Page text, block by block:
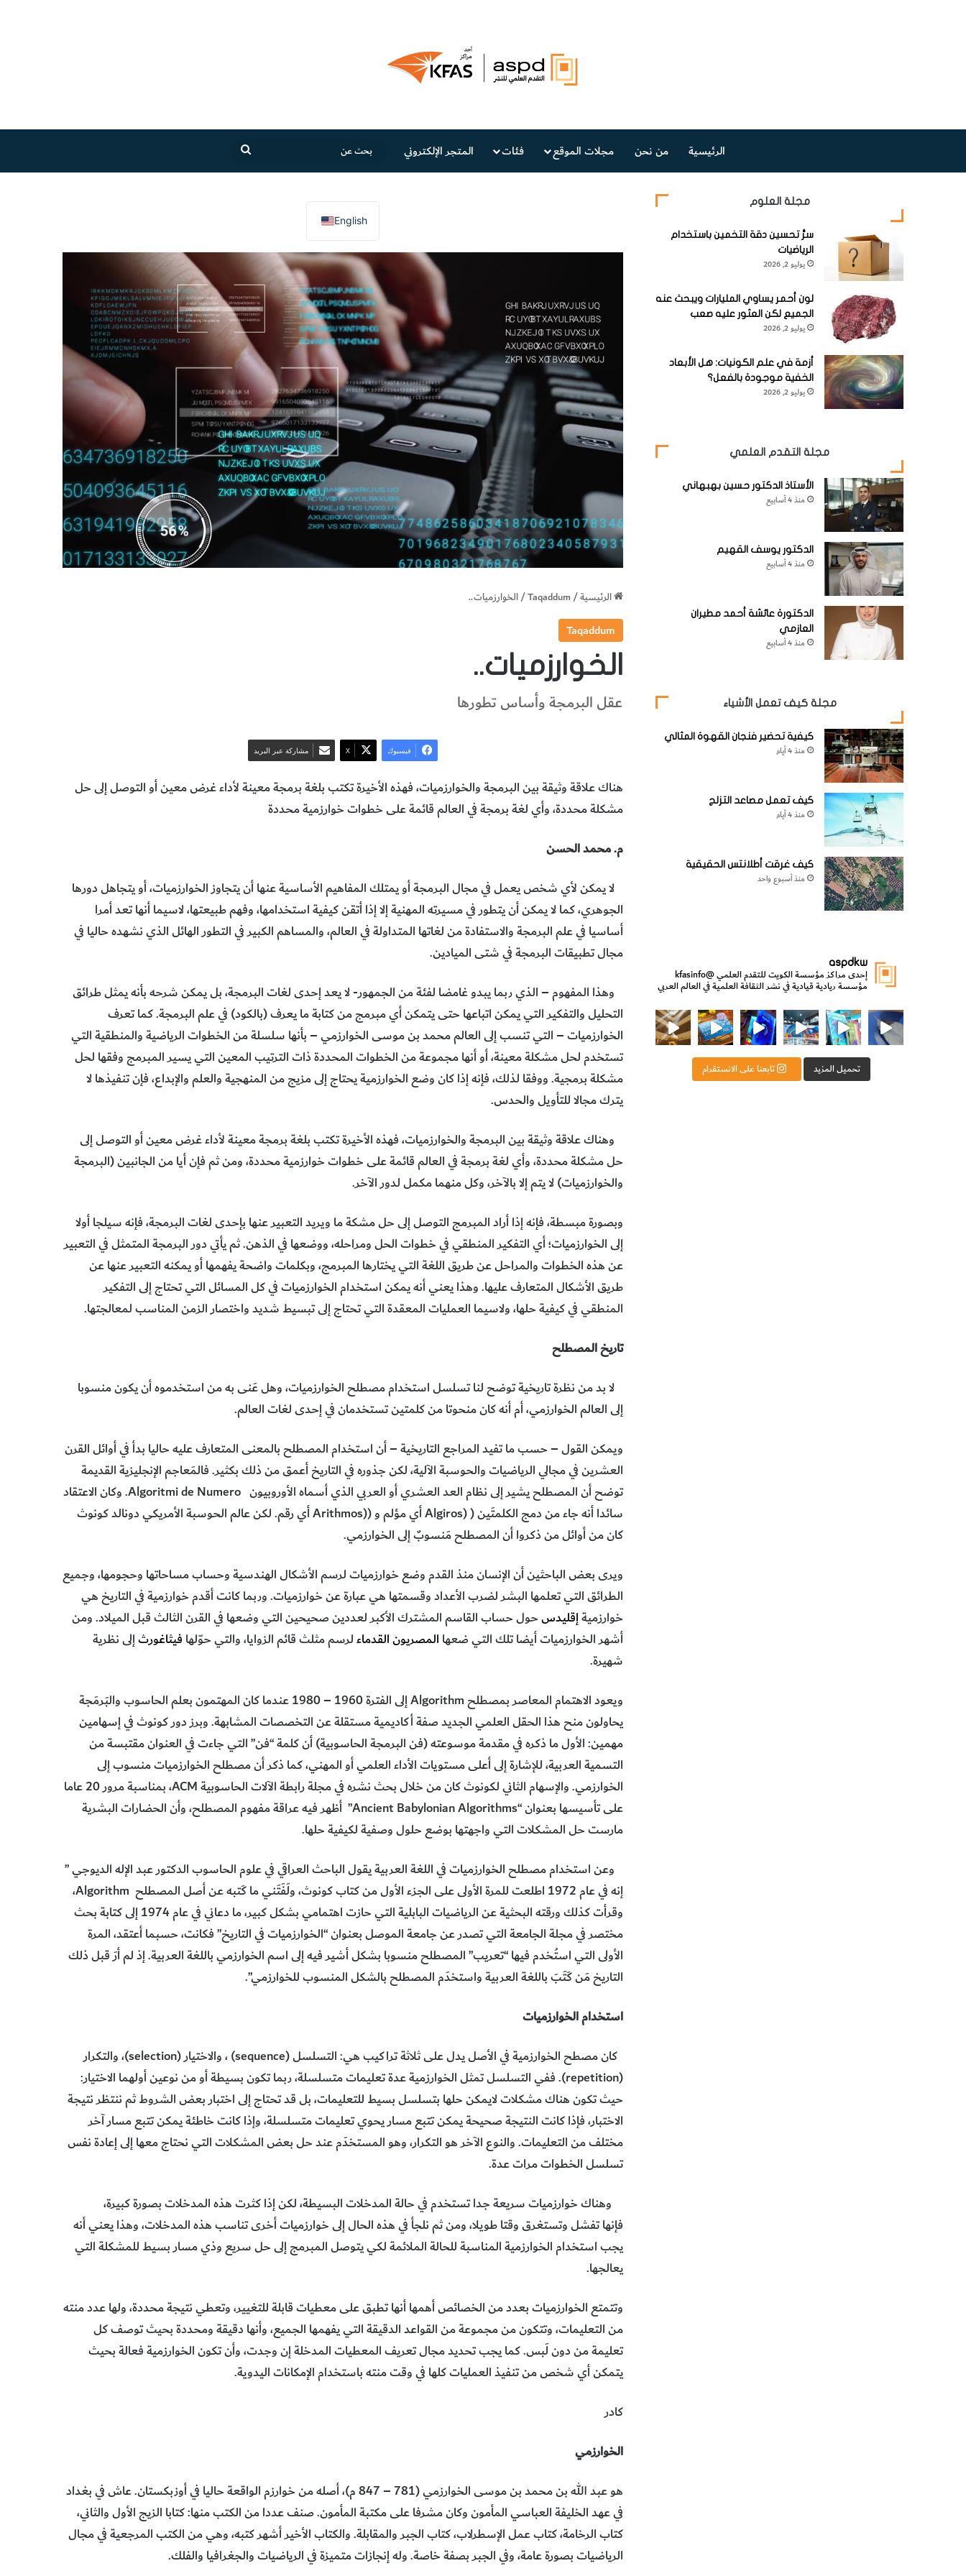
الرئيسية من نحن مجلات الموقع فئات المتجر الإلكتروني
عن
English
الرئيسية/
Taqaddum
/الخوارزميات..
Taqaddum
الخوارزميات..
عقل البرمجة وأساس تطورها
فيسبوك ‫X مشاركة عبر البريد
هناك علاقة وثيقة بين البرمجة والخوارزميات، فهذه الأخيرة تكتب بلغة برمجة معينة لأداء غرض معين أو التوصل إلى حل
مشكلة محددة، وأي لغة برمجة في العالم قائمة على خطوات خوارزمية محددة
م. محمد الحسن
لا يمكن لأي شخص يعمل في مجال البرمجة أو يمتلك المفاهيم الأساسية عنها أن يتجاوز الخوارزميات، أو يتجاهل دورها
الجوهري، كما لا يمكن أن يتطور في مسيرته المهنية إلا إذا أتقن كيفية استخدامها، وفهم طبيعتها، لاسيما أنها تعد أمرا
أساسيا في علم البرمجة والاستفادة من لغاتها المتداولة في العالم، والمساهم الكبير في التطور الهائل الذي نشهده حاليا في
مجال تطبيقات البرمجة في شتى الميادين.
وهذا المفهوم – الذي ربما يبدو غامضا لفئة من الجمهور- لا يعد إحدى لغات البرمجة، بل يمكن شرحه بأنه يمثل طرائق
التحليل والتفكير التي يمكن اتباعها حتى يتمكن أي مبرمج من كتابة ما يعرف (بالكود) في علم البرمجة. كما تعرف
الخوارزميات – التي تنسب إلى العالم محمد بن موسى الخوارزمي – بأنها سلسلة من الخطوات الرياضية والمنطقية التي
تستخدم لحل مشكلة معينة، أو أنها مجموعة من الخطوات المحددة ذات الترتيب المعين التي يسير المبرمج وفقها لحل
مشكلة برمجية. ووفقا لذلك، فإنه إذا كان وضع الخوارزمية يحتاج إلى مزيج من المنهجية والعلم والإبداع، فإن تنفيذها لا
يترك مجالا للتأويل والحدس.
وهناك علاقة وثيقة بين البرمجة والخوارزميات، فهذه الأخيرة تكتب بلغة برمجة معينة لأداء غرض معين أو التوصل إلى
حل مشكلة محددة، وأي لغة برمجة في العالم قائمة على خطوات خوارزمية محددة، ومن ثم فإن أيا من الجانبين (البرمجة
والخوارزميات) لا يتم إلا بالآخر، وكل منهما مكمل لدور الآخر.
وبصورة مبسطة، فإنه إذا أراد المبرمج التوصل إلى حل مشكة ما ويريد التعبير عنها بإحدى لغات البرمجة، فإنه سيلجا أولا
إلى الخوارزميات؛ أي التفكير المنطقي في خطوات الحل ومراحله، ووضعها في الذهن. ثم يأتي دور البرمجة المتمثل في التعبير
عن هذه الخطوات والمراحل عن طريق اللغة التي يختارها المبرمج، وبكلمات واضحة يفهمها أو يمكنه التعبير عنها عن
طريق الأشكال المتعارف عليها. وهذا يعني أنه يمكن استخدام الخوارزميات في كل المسائل التي تحتاج إلى التفكير
المنطقي في كيفية حلها، ولاسيما العمليات المعقدة التي تحتاج إلى تبسيط شديد واختصار الزمن المناسب لمعالجتها.
تاريخ المصطلح
لا بد من نظرة تاريخية توضح لنا تسلسل استخدام مصطلح الخوارزميات، وهل عَنى به من استخدموه أن يكون منسوبا
إلى العالم الخوارزمي، أم أنه كان منحوتا من كلمتين تستخدمان في إحدى لغات العالم.
ويمكن القول – حسب ما تفيد المراجع التاريخية – أن استخدام المصطلح بالمعنى المتعارف عليه حاليا بدأ في أوائل القرن
العشرين في مجالي الرياضيات والحوسبة الآلية، لكن جذوره في التاريخ أعمق من ذلك بكثير. فالمَعاجم الإنجليزية القديمة
توضح أن المصطلح يشير إلى نظام العد العشري أو العربي الذي أسماه الأوروبيون Algoritmi de Numero. وكان الاعتقاد
سائدا أنه جاء من دمج الكلمتَين ( (Algiros أي مؤلم و ((Arithmos أي رقم. لكن عالم الحوسبة الأمريكي دونالد كونوث
كان من أوائل من ذكروا أن المصطلح مَنسوبٌ إلى الخوارزمي.
ويرى بعض الباحثين أن الإنسان منذ القدم وضع خوارزميات لرسم الأشكال الهندسية وحساب مساحاتها وحجومها، وجميع
الطرائق التي تعلمها البشر لضرب الأعداد وقسمتها هي عبارة عن خوارزميات. وربما كانت أقدم خوارزمية في التاريخ هي
خوارزميةإقليدسحول حساب القاسم المشترك الأكبر لعددين صحيحين التي وضعها في القرن الثالث قبل الميلاد. ومن
أشهر الخوارزميات أيضا تلك التي ضعها المصريون القدماءلرسم مثلث قائم الزوايا، والتي حوّلها فيثاغورثإلى نظرية
شهيرة.
ويعود الاهتمام المعاصر بمصطلح Algorithm إلى الفترة 1960 – 1980 عندما كان المهتمون بعلم الحاسوب والبَرمَجة
يحاولون منح هذا الحقل العلمي الجديد صفة أكاديمية مستقلة عن التخصصات المشابهة. وبرز دور كونوث في إسهامين
مهمين: الأول ما ذكره في مقدمة موسوعته (فن البرمجة الحاسوبية) أن كلمة “فن” التي جاءت في العنوان مقتبسة من
التسمية العربية، للإشارة إلى أعلى مستويات الأداء العلمي أو المهني، كما ذكر أن مصطلح الخوارزميات منسوب إلى
الخوارزمي. والإسهام الثاني لكونوث كان من خلال بحث نشره في مجلة رابطة الآلات الحاسوبية ACM، بمناسبة مرور 20 عاما
على تأسيسها بعنوان “Ancient Babylonian Algorithms” أظهر فيه عراقة مفهوم المصطلح، وأن الحضارات البشرية
مارست حل المشكلات التي واجهتها بوضع حلول وصفية لكيفية حلها.
وعن استخدام مصطلح الخوارزميات في اللغة العربية يقول الباحث العراقي في علوم الحاسوب الدكتور عبد الإله الديوجي ”
إنه في عام 1972 اطلعت للمرة الأولى على الجزء الأول من كتاب كونوث، ولَفَتَني ما كَتبه عن أصل المصطلح Algorithm،
وقرأت كذلك ورقته البحثية عن الرياضيات البابلية التي حازت اهتمامي بشكل كبير، ما دعاني في عام 1974 إلى كتابة بحث
مختصر في مجلة الجامعة التي تصدر عن جامعة الموصل بعنوان “الخوارزميات في التاريخ” فكانت، حسبما أعتقد، المرة
الأولى التي استُخدم فيها “تعريب” المصطلح منسوبا بشكل أشير فيه إلى اسم الخوارزمي باللغة العربية. إذ لم أرَ قبل ذلك
التاريخ مَن كَتَبَ باللغة العربية واستخدَم المصطلح بالشكل المنسوب للخوارزمي”.
استخدام الخوارزميات
كان مصطح الخوارزمية في الأصل يدل على ثلاثة تراكيب هي: التسلسل (sequence) ، والاختيار (selection)، والتكرار
(repetition). ففي التسلسل تمثل الخوارزمية عدة تعليمات متسلسلة، ربما تكون بسيطة أو من نوعين أولهما الاختيار:
حيث تكون هناك مشكلات لايمكن حلها بتسلسل بسيط للتعليمات، بل قد تحتاج إلى اختبار بعض الشروط ثم ننتظر نتيجة
الاختبار، فإذا كانت النتيجة صحيحة يمكن تتبع مسار يحوي تعليمات متسلسلة، وإذا كانت خاطئة يمكن تتبع مسار آخر
مختلف من التعليمات. والنوع الآخر هو التكرار، وهو المستخدَم عند حل بعض المشكلات التي نحتاج معها إلى إعادة نفس
تسلسل الخطوات مرات عدة.
وهناك خوارزميات سريعة جدا تستخدم في حالة المدخلات البسيطة، لكن إذا كثرت هذه المدخلات بصورة كبيرة،
فإنها تفشل وتستغرق وقتا طويلا، ومن ثم نلجأ في هذه الحال إلى خوارزميات أخرى تناسب هذه المدخلات، وهذا يعني أنه
يجب استخدام الخوارزمية المناسبة للحالة الملائمة لكي يتوصل المبرمج إلى حل سريع وذي مسار بسيط للمشكلة التي
يعالجها.
وتتمتع الخوارزميات بعدد من الخصائص أهمها أنها تطبق على معطيات قابلة للتغيير، وتعطي نتيجة محددة، ولها عدد منته
من التعليمات، وتتكون من مجموعة من القواعد الدقيقة التي يفهمها الجميع، وأنها دقيقة ومحددة بحيث توصف كل
تعليمة من دون لَبس. كما يجب تحديد مجال تعريف المعطيات المدخلة إن وجدت، وأن تكون الخوارزمية فعالة بحيث
يتمكن أي شخص من تنفيذ العمليات كلها في وقت منته باستخدام الإمكانات اليدوية.
كادر
الخوارزمي
هو عبد الله بن محمد بن موسى الخوارزمي (781 – 847 م)، أصله من خوارزم الواقعة حاليا في أوزبكستان. عاش في بغداد
في عهد الخليفة العباسي المأمون وكان مشرفا على مكتبة المأمون. صنف عددا من الكتب منها: كتابا الزيج الأول والثاني،
كتاب الرخامة، كتاب عمل الإسطرلاب، كتاب الجبر والمقابلة. والكتاب الأخير أشهر كتبه، وهي من الكتب المرجعية في مجال
الرياضيات بصورة عامة، وفي الجبر بصفة خاصة. وله إنجازات متميزة في الرياضيات والجغرافيا والفلك.
مجلة العلوم
سرُّ تحسين دقة التخمين باستخدام
الرياضيات
يوليو 2, 2026
لون أحمر يساوي المليارات ويبحث عنه
الجميع لكن العثور عليه صعب
يوليو 2, 2026
أزمة في علم الكونيات: هل الأبعاد
الخفية موجودة بالفعل؟
يوليو 2, 2026
مجلة التقدم العلمي
الأستاذ الدكتور حسين بهبهاني
منذ 4 أسابيع
الدكتور يوسف القهيم
منذ 4 أسابيع
الدكتورة عائشة أحمد مطيران
العازمي
منذ 4 أسابيع
مجلة كيف تعمل الأشياء
كيفية تحضير فنجان القهوة المثالي
منذ 4 أيام
كيف تعمل مصاعد التزلج
منذ 4 أيام
كيف غرقت أطلانتس الحقيقية
منذ أسبوع واحد
aspdkw
إحدى مراكز مؤسسة الكويت للتقدم العلمي@kfasinfo
مؤسسة ريادية قيادية في نشر الثقافة العلمية في العالم العربي
ووزير الدولة لشؤون الش
من الأعماق نكتشف ومن الكتب نتعلّم⁨ رجعنا! ما كنّا بعيد! مجهزين لكم كل جديد!⁩
تحميل المزيد تابعنا على الانستقرام